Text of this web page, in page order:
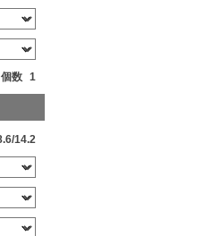
個数 1
14.2